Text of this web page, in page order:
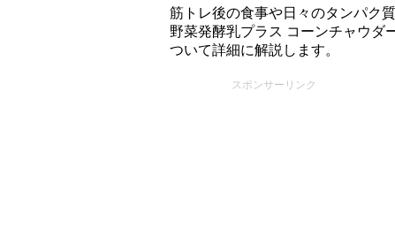
筋トレ後の食事や日々のタンパク
野菜発酵乳プラス コーンチャウダ
ついて詳細に解説します。
スポンサーリンク